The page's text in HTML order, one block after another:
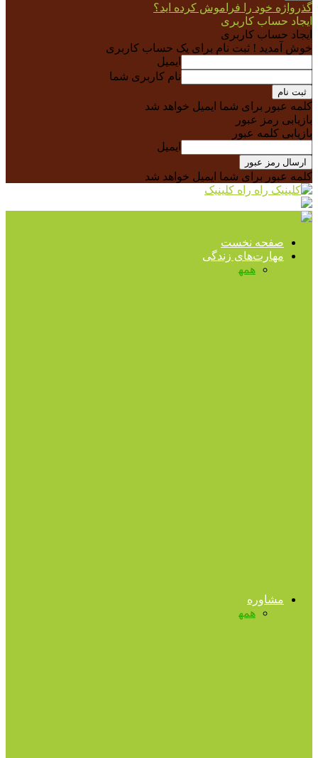
گذرواژه خود را فراموش کرده اید؟
ایجاد حساب کاربری
ایجاد حساب کاربری
خوش آمدید ! ثبت نام برای یک حساب کاربری
ایمیل
نام کاربری شما
کلمه عبور برای شما ایمیل خواهد شد
بازیابی رمز عبور
بازیابی کلمه عبور
ایمیل
کلمه عبور برای شما ایمیل خواهد شد
راه کلینیک
صفحه نخست
مهارت‌های زندگی
همه
مشاوره
همه